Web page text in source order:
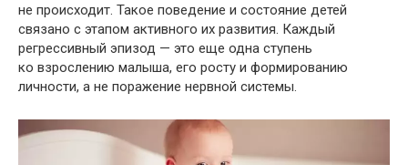
не происходит. Такое поведение и состояние детей
связано с этапом активного их развития. Каждый
регрессивный эпизод — это еще одна ступень
ко взрослению малыша, его росту и формированию
личности, а не поражение нервной системы.